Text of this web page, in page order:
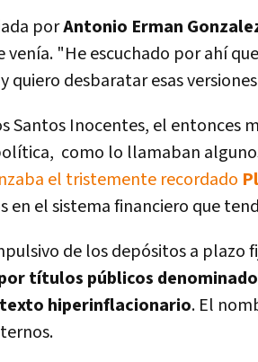
porAntonio Erman
"He escuchado por ahí
desbaratar esas
Santos Inocentes, el entonces
como lo llamaban
el tristemente recordado
en el sistema financiero que
de los depósitos a plazo
títulos públicos
hiperinflacionario. El